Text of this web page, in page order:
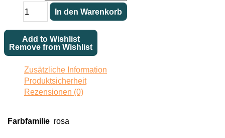
China
Menge
In den Warenkorb
Add to Wishlist
Remove from Wishlist
Zusätzliche Information
Produktsicherheit
Rezensionen (0)
Farbfamilie rosa